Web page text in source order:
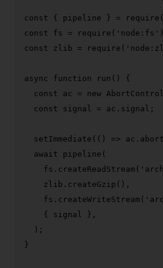
const { pipeline } = require (
const fs = require ( 'node:fs'
const zlib = require (
async function run ( ) {
const ac = new
const signal = ac. signal ;
setImmediate ( () => ac. abort
await
pipeline (
    fs.
createReadStream (
    zlib.
createGzip (),
    fs.
createWriteStream (
    { signal },
  );
}